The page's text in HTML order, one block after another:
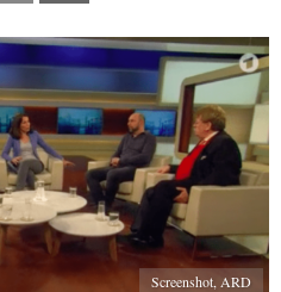
Screenshot, ARD